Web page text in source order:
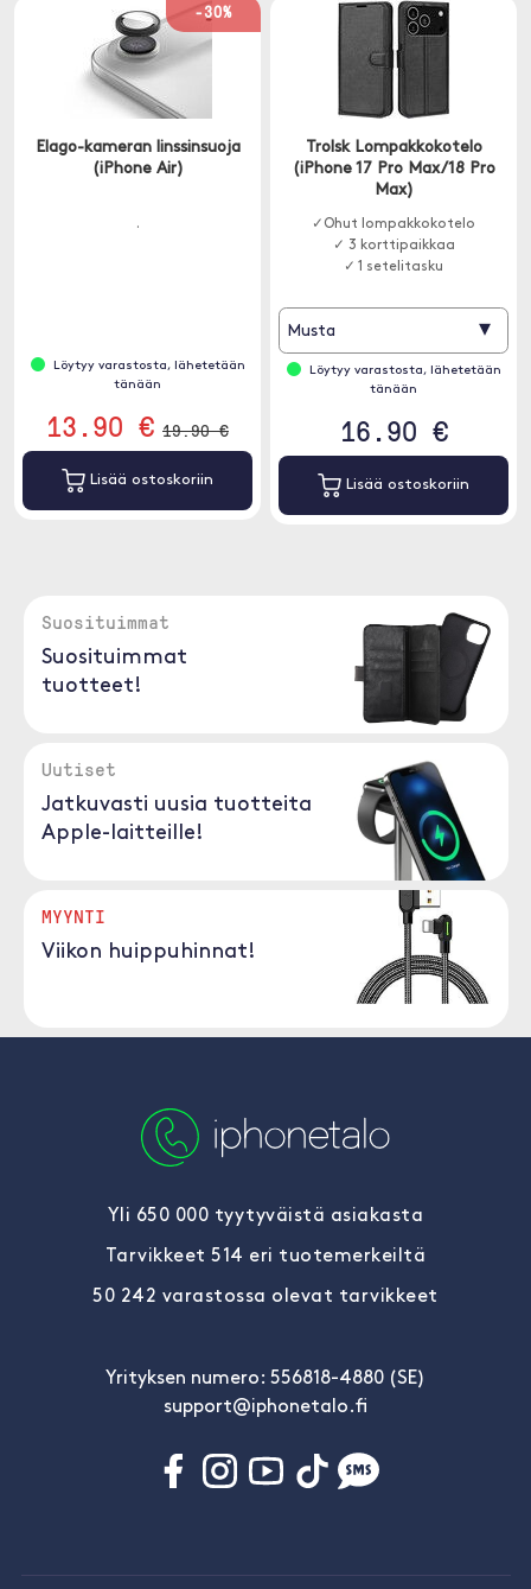
-30%
Elago-kameran linssinsuoja
(iPhone Air)
.
Löytyy varastosta, lähetetään
tänään
13.90 € 19.90 €
Lisää ostoskoriin
Trolsk Lompakkokotelo
(iPhone 17 Pro Max/18 Pro
Max)
✓Ohut lompakkokotelo
✓ 3 korttipaikkaa
✓ 1 setelitasku
Musta ▾
Löytyy varastosta, lähetetään
tänään
16.90 €
Lisää ostoskoriin
Suosituimmat
Suosituimmat
tuotteet!
Uutiset
Jatkuvasti uusia tuotteita
Apple-laitteille!
MYYNTI
Viikon huippuhinnat!
Yli 650 000 tyytyväistä asiakasta
Tarvikkeet 514 eri tuotemerkeiltä
50 242 varastossa olevat tarvikkeet
Yrityksen numero: 556818-4880 (SE)
support@iphonetalo.fi